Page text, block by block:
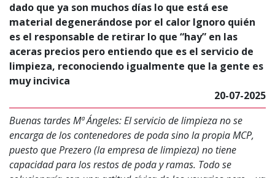
dado que ya son muchos días lo que está ese
material degenerándose por el calor Ignoro quién
es el responsable de retirar lo que “hay” en las
aceras precios pero entiendo que es el servicio de
limpieza, reconociendo igualmente que la gente es
muy incivica
20-07-2025
Buenas tardes Mª Ángeles: El servicio de limpieza no se
encarga de los contenedores de poda sino la propia MCP,
puesto que Prezero (la empresa de limpieza) no tiene
capacidad para los restos de poda y ramas. Todo se